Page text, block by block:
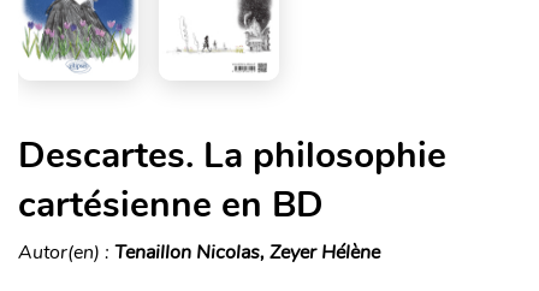
Descartes. La philosophie
cartésienne en BD
Autor(en) : Tenaillon Nicolas, Zeyer Hélène